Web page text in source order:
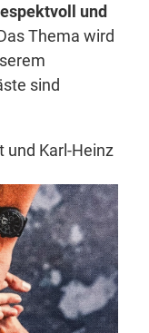
und
Thema wird
sind
und Karl-Heinz